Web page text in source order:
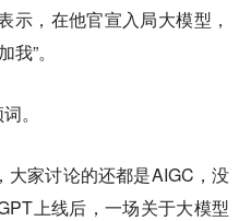
示，在他官宣入局大模型，
”。
。
大家讨论的还都是AIGC，没
上线后，一场关于大模型